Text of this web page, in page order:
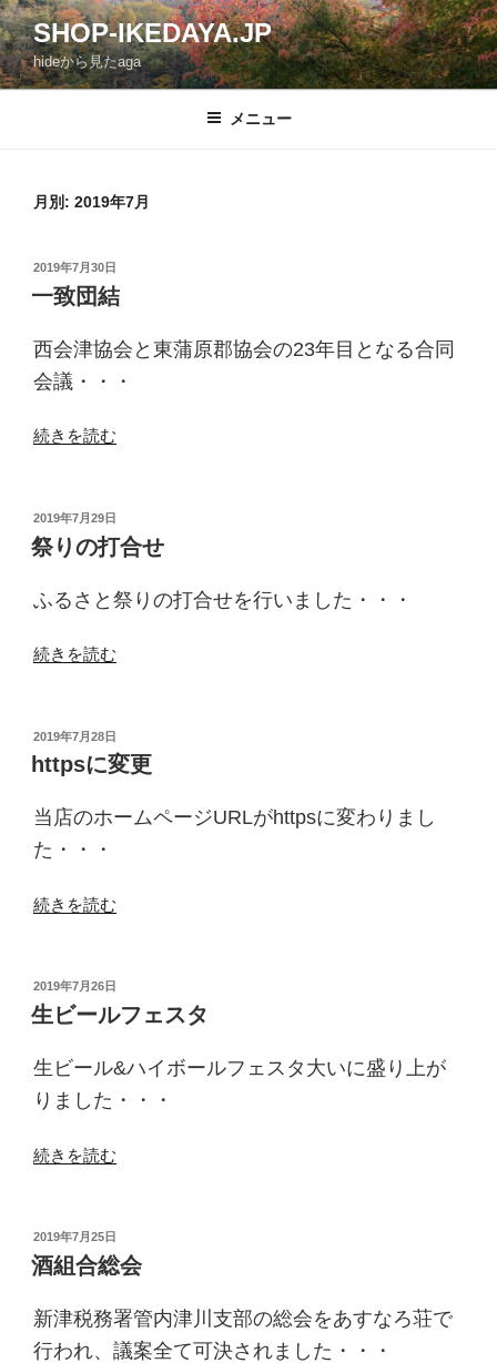
コ
ン
テ
ン
SHOP-IKEDAYA.JP
hideから見たaga
メニュー
月別: 2019年7月
投
2019年7月30日
一致団結
西会津協会と東蒲原郡協会の23年目となる合同
会議・・・
“一
結”
の
続きを読む
投
稿
日:
2019年7月29日
祭りの打合せ
ふるさと祭りの打合せを行いました・・・
“祭
打
合
の
続きを読む
投
稿
日:
2019年7月28日
httpsに変更
当店のホームページURLがhttpsに変わりまし
た・・・
“https
更”
の
続きを読む
投
稿
日:
2019年7月26日
生ビールフェスタ
生ビール&ハイボールフェスタ大いに盛り上が
りました・・・
“生
ル
フ
ス
タ”
続きを読む
投
稿
日:
2019年7月25日
酒組合総会
新津税務署管内津川支部の総会をあすなろ荘で
行われ、議案全て可決されました・・・